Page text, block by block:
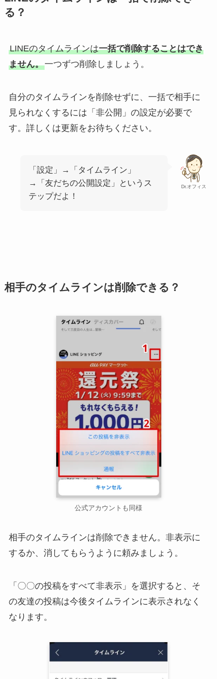
る？
LINEのタイムラインは一括で削除することはでき
ません。一つずつ削除しましょう。
自分のタイムラインを削除せずに、一括で相手に
見られなくするには「非公開」の設定が必要で
す。詳しくは更新をお待ちください。
Dr.オフィス
「設定」→「タイムライン」
→「友だちの公開設定」というス
テップだよ！
相手のタイムラインは削除できる？
公式アカウントも同様
相手のタイムラインは削除できません。非表示に
するか、消してもらうように頼みましょう。
「〇〇の投稿をすべて非表示」を選択すると、そ
の友達の投稿は今後タイムラインに表示されなく
なります。